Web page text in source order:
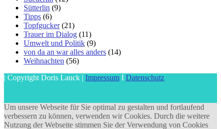
Sütterlin (9)
Tipps (6)
Topfgucker(21)
Trauer im Dialog (11)
Umwelt und Politik (9)
von da an war alles anders (14)
Weihnachten (56)
| Copyright Doris Lauck | Impressum I Datenschutz
Um unsere Webseite für Sie optimal zu gestalten und fortlaufend
verbessern zu können, verwenden wir Cookies. Durch die weitere
Nutzung der Webseite stimmen Sie der Verwendung von Cookies